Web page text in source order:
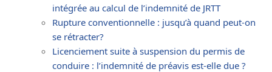
intégrée au calcul de l’indemnité de JRTT
Rupture conventionnelle : jusqu’à quand peut-on
se rétracter?
Licenciement suite à suspension du permis de
conduire : l’indemnité de préavis est-elle due ?